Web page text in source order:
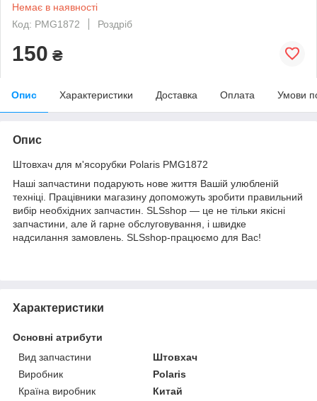
Немає в наявності
Код: PMG1872
Роздріб
150 ₴
Опис Характеристики Доставка Оплата Умови
Опис
Штовхач для м'ясорубки Polaris PMG1872
Наші запчастини подарують нове життя Вашій улюбленій
техніці. Працівники магазину допоможуть зробити правильний
вибір необхідних запчастин. SLSshop — це не тільки якісні
запчастини, але й гарне обслуговування, і швидке
надсилання замовлень. SLSshop-працюємо для Вас!
Характеристики
Основні атрибути
Вид запчастини
Штовхач
Виробник
Polaris
Країна виробник
Китай